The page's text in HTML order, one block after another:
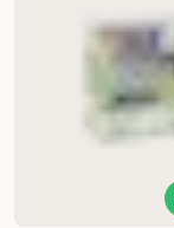
Lavest pris